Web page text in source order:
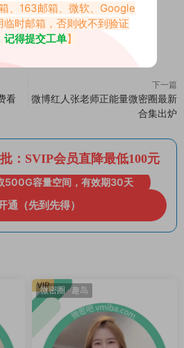
看
下一篇
微博红人张老师正能量微密圈最新
合集出炉
：SVIP会员直降最低100元
500G容量空间，有效期30天
通（先到先得）
微密圈·趣岛
VIP
、163邮箱、微软、Google
时邮箱，否则收不到验证
记得提交工单】